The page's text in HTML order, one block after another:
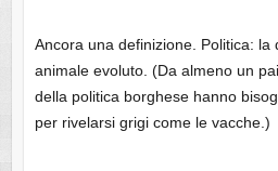
Ancora una definizione. Politica: la
animale evoluto. (Da almeno un
della politica borghese hanno
per rivelarsi grigi come le vacche.)